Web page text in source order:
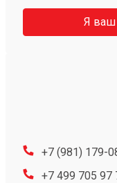
Я ваш
+7 (981) 179-
+7 499 705 97